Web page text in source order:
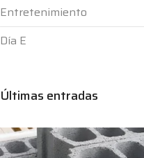
Entretenimiento
Día E
Últimas entradas